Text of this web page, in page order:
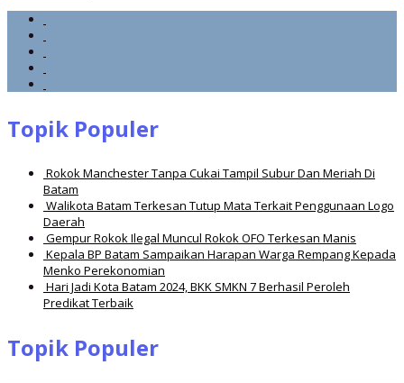
Topik Populer
Rokok Manchester Tanpa Cukai Tampil Subur Dan Meriah Di
Batam
Walikota Batam Terkesan Tutup Mata Terkait Penggunaan Logo
Daerah
Gempur Rokok Ilegal Muncul Rokok OFO Terkesan Manis
Kepala BP Batam Sampaikan Harapan Warga Rempang Kepada
Menko Perekonomian
Hari Jadi Kota Batam 2024, BKK SMKN 7 Berhasil Peroleh
Predikat Terbaik
Topik Populer